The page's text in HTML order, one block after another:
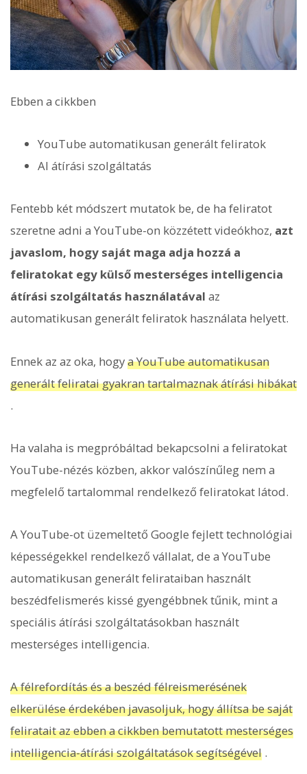
Ebben a cikkben
YouTube automatikusan generált feliratok
AI átírási szolgáltatás
Fentebb két módszert mutatok be, de ha feliratot
szeretne adni a YouTube-on közzétett videókhoz, azt
javaslom, hogy saját maga adja hozzá a
feliratokat egy külső mesterséges intelligencia
átírási szolgáltatás használatával az
automatikusan generált feliratok használata helyett.
Ennek az az oka, hogya YouTube automatikusan
generált feliratai gyakran tartalmaznak átírási hibákat
.
Ha valaha is megpróbáltad bekapcsolni a feliratokat
YouTube-nézés közben, akkor valószínűleg nem a
megfelelő tartalommal rendelkező feliratokat látod.
A YouTube-ot üzemeltető Google fejlett technológiai
képességekkel rendelkező vállalat, de a YouTube
automatikusan generált felirataiban használt
beszédfelismerés kissé gyengébbnek tűnik, mint a
speciális átírási szolgáltatásokban használt
mesterséges intelligencia.
A félrefordítás és a beszéd félreismerésének
elkerülése érdekében javasoljuk, hogy állítsa be saját
feliratait az ebben a cikkben bemutatott mesterséges
intelligencia-átírási szolgáltatások segítségével .